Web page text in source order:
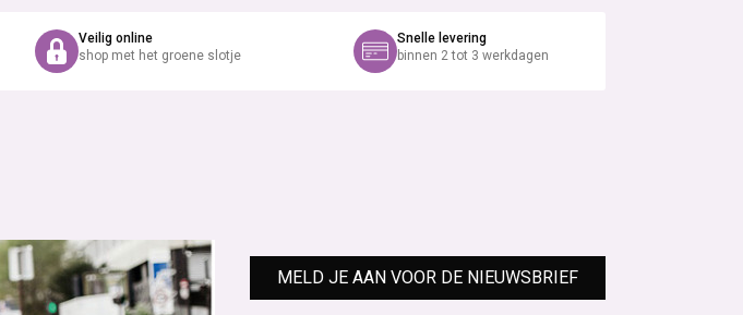
Veilig online
shop met het groene slotje
Snelle levering
binnen 2 tot 3 werkdagen
MELD JE AAN VOOR DE NIEUWSBRIEF